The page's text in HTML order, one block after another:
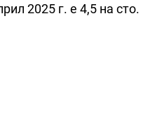
2025 г. е 4,5 на сто.